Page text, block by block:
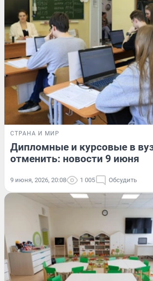
СТРАНА И МИР
Дипломные и курсовые в
отменить: новости 9 июня
9 июня, 2026, 20:08 1 005 Обсудить